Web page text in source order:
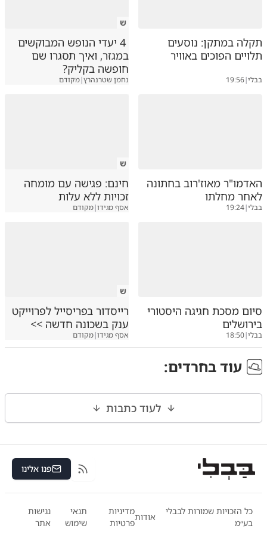
תקלה במתקן: נוסעים
תלויים הפוכים באוויר
בבלי|
19:56
ש
4 יעדי הנופש המבוקשים
במגזר, ואיך תסגרו שם
חופשה בקליק?
נחמן שטרנהרץ|מקודם
האדמו"ר מאוז'רוב בחתונה
לאחר מחלתו
בבלי|
19:24
ש
חינם: פגישה עם מומחה
זכויות ללא עלות
אסף מגידו|מקודם
סיום מסכת חגיגה היסטורי
בירושלים
בבלי|
18:50
ש
רייסדור בפריסייל לפרוייקט
ענק בשכונה חדשה >>
אסף מגידו|מקודם
עוד בחרדים:
לעוד כתבות
RSS פנו אלינו
כל הזכויות שמורות לבבלי
בע״מ
אודות
מדיניות
פרטיות
תנאי
שימוש
נגישות
אתר